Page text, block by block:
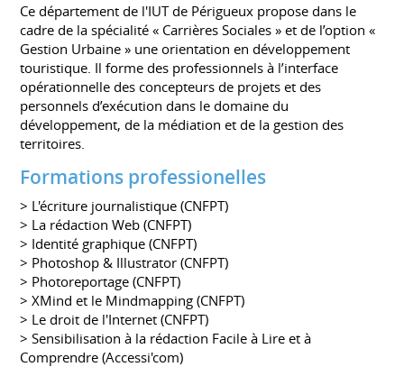
Ce département de l'IUT de Périgueux propose dans le
cadre de la spécialité « Carrières Sociales » et de l’option «
Gestion Urbaine » une orientation en développement
touristique. Il forme des professionnels à l’interface
opérationnelle des concepteurs de projets et des
personnels d’exécution dans le domaine du
développement, de la médiation et de la gestion des
territoires.
Formations professionelles
> L'écriture journalistique (CNFPT)
> La rédaction Web (CNFPT)
> Identité graphique (CNFPT)
> Photoshop & Illustrator (CNFPT)
> Photoreportage (CNFPT)
> XMind et le Mindmapping (CNFPT)
> Le droit de l'Internet (CNFPT)
> Sensibilisation à la rédaction Facile à Lire et à
Comprendre (Accessi'com)